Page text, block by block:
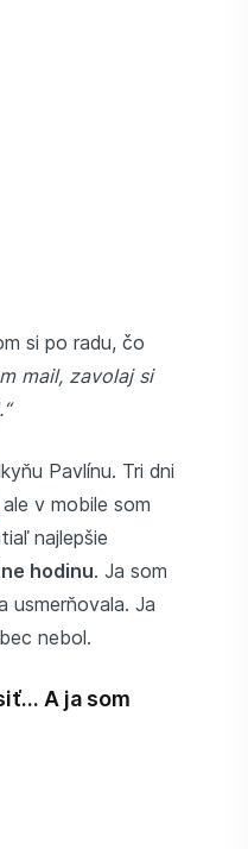
si po radu, čo
mail, zavolaj si
Pavlínu. Tri dni
ale v mobile som
najlepšie
hodinu. Ja som
usmerňovala. Ja
nebol.
A ja som